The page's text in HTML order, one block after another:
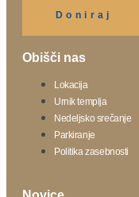
Doniraj
Obišči nas
Lokacija
Urnik templja
Nedeljsko srečanje
Parkiranje
Politika zasebnosti